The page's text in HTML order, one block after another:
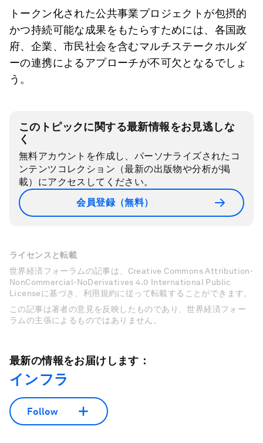
トークン化された公共事業プロジェクトが包摂的
かつ持続可能な成果をもたらすためには、各国政
府、企業、市民社会を含むマルチステークホルダ
ーの連携によるアプローチが不可欠となるでしょ
う。
このトピックに関する最新情報をお見逃しな
く
無料アカウントを作成し、パーソナライズされたコ
ンテンツコレクション（最新の出版物や分析が掲
載）にアクセスしてください。
会員登録（無料）
ライセンスと転載
世界経済フォーラムの記事は、Creative Commons Attribution-
NonCommercial-NoDerivatives 4.0 International Public
Licenseに基づき、利用規約に従って転載することができます。
この記事は著者の意見を反映したものであり、世界経済フォー
ラムの主張によるものではありません。
最新の情報をお届けします：
インフラ
Follow